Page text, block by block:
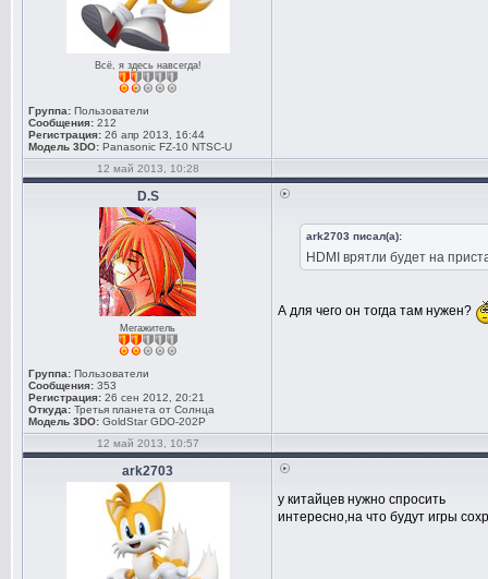
Всё, я здесь навсегда!
Группа: Пользователи
Сообщения: 212
Регистрация: 26 апр 2013, 16:44
Модель 3DO: Panasonic FZ-10 NTSC-U
12 май 2013, 10:28
D.S
Мегажитель
Группа: Пользователи
Сообщения: 353
Регистрация: 26 сен 2012, 20:21
Откуда: Третья планета от Солнца
Модель 3DO: GoldStar GDO-202P
ark2703 писал(а):
HDMI врятли будет на
А для чего он тогда там нужен?
12 май 2013, 10:57
ark2703
у китайцев нужно спросить
интересно,на что будут игры